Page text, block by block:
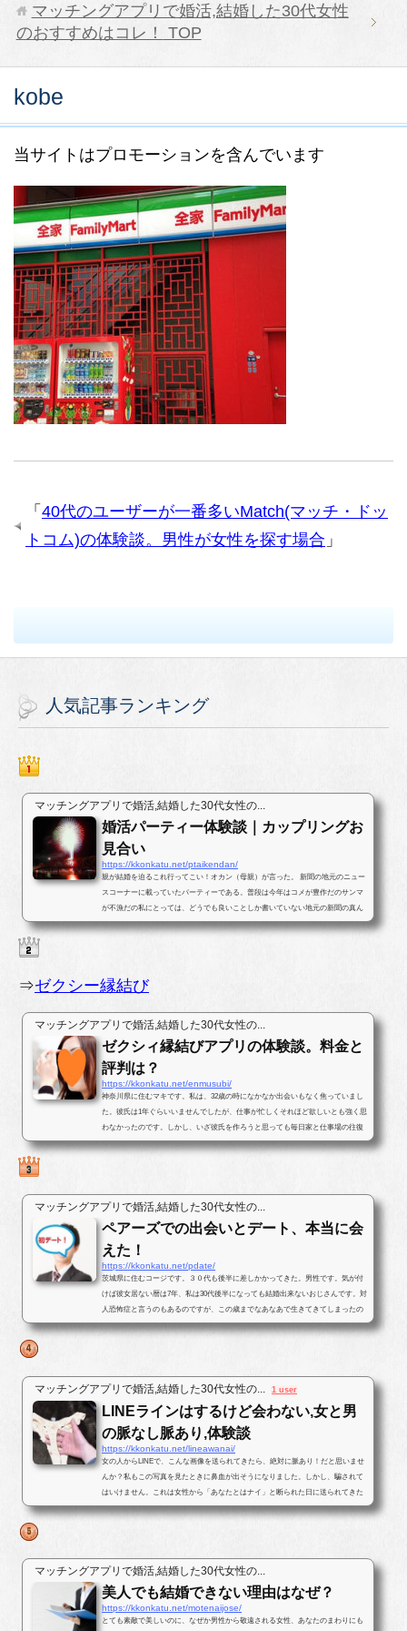
マッチングアプリで婚活,結婚した30代女性
のおすすめはコレ！
TOP
kobe
当サイトはプロモーションを含んでいます
「 40代のユーザーが一番多いMatch(マッチ・ドッ
トコム)の体験談。男性が女性を探す場合 」
人気記事ランキング
マッチングアプリで婚活,結婚した30代女性の...
婚活パーティー体験談｜カップリングお
見合い
https://kkonkatu.net/ptaikendan/
親が結婚を迫るこれ行ってこい！オカン（母親）が言った。 新聞の地元のニュー
スコーナーに載っていたパーティーである。普段は今年はコメが豊作だのサンマ
が不漁だの私にとっては、どうでも良いことしか書いていない地元の新聞の真ん
中ほどのページに婚活パー...
⇒ゼクシー縁結び
マッチングアプリで婚活,結婚した30代女性の...
ゼクシィ縁結びアプリの体験談。料金と
評判は？
https://kkonkatu.net/enmusubi/
神奈川県に住むマキです。私は、32歳の時になかなか出会いもなく焦っていまし
た。彼氏は1年ぐらいいませんでしたが、仕事が忙しくそれほど欲しいとも強く思
わなかったのです。しかし、いざ彼氏を作ろうと思っても毎日家と仕事場の往復
ばかりで出会いがなかったのです...
マッチングアプリで婚活,結婚した30代女性の...
ペアーズでの出会いとデート、本当に会
えた！
https://kkonkatu.net/pdate/
茨城県に住むコージです。３０代も後半に差しかかってきた。男性です。気が付
けば彼女居ない暦は7年、私は30代後半になっても結婚出来ないおじさんです。対
人恐怖症と言うのもあるのですが、この歳までなあなあで生きてきてしまったの
で、そろそろ･･･と思いパートナ...
マッチングアプリで婚活,結婚した30代女性の... 1 user
LINEラインはするけど会わない,女と男
の脈なし脈あり,体験談
https://kkonkatu.net/lineawanai/
女の人からLINEで、こんな画像を送られてきたら、絶対に脈あり！だと思いませ
んか？私もこの写真を見たときに鼻血が出そうになりました。しかし、騙されて
はいけません。これは女性から「あなたとはナイ」と断られた日に送られてきた
写真です。最後まで結末を読んで...
マッチングアプリで婚活,結婚した30代女性の...
美人でも結婚できない理由はなぜ？
https://kkonkatu.net/motenaijose/
とても素敵で美しいのに、なぜか男性から敬遠される女性、あなたのまわりにも